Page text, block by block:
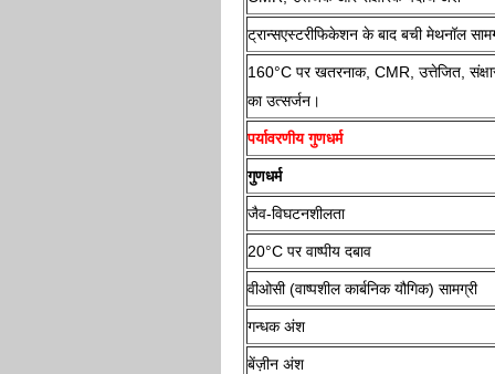
ट्रान्सएस्टरीफिकेशन के बाद बची मेथनॉल
160°C पर खतरनाक, CMR, उत्तेजित,
का उत्सर्जन।
पर्यावरणीय गुणधर्म
गुणधर्म
जैव-विघटनशीलता
20°C पर वाष्पीय दबाव
वीओसी (वाष्पशील कार्बनिक यौगिक) सामग्री
गन्धक अंश
बेंज़ीन अंश